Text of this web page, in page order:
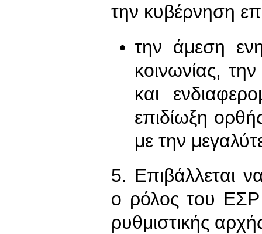
την κυβέρνηση
την άμεση
κοινωνίας,
και
επιδίωξη
με την
5. Επιβάλλεται
ο ρόλος του ΕΣΡ
ρυθμιστικής